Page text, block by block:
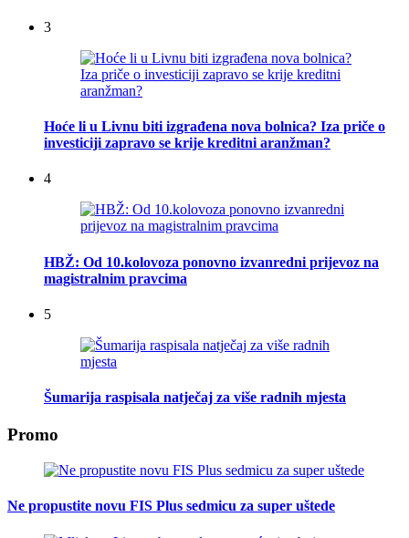
3
Hoće li u Livnu biti izgrađena nova bolnica? Iza priče o
investiciji zapravo se krije kreditni aranžman?
4
HBŽ: Od 10.kolovoza ponovno izvanredni prijevoz na
magistralnim pravcima
5
Šumarija raspisala natječaj za više radnih mjesta
Promo
Ne propustite novu FIS Plus sedmicu za super uštede